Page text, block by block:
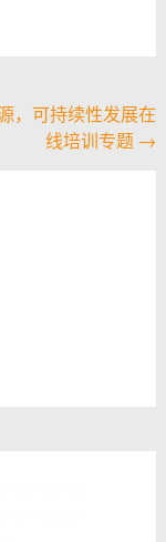
，可持续性发展在
线培训专题 →